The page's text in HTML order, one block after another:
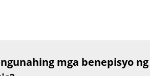
mga benepisyo